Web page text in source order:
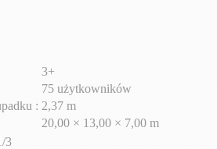
3+
75 użytkowników
: 2,37 m
20,00 × 13,00 × 7,00 m
3